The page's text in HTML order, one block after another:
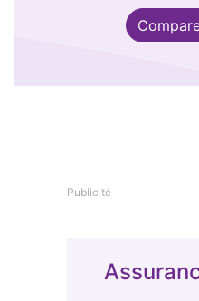
Publicité